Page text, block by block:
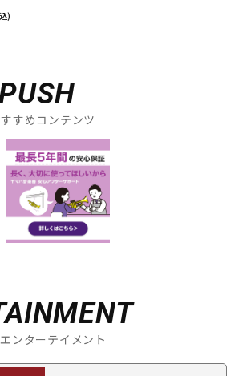
)
すめコンテンツ
ンターテイメント